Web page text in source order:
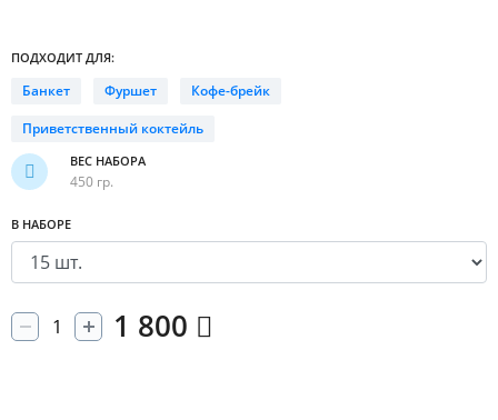
ПОДХОДИТ ДЛЯ:
Банкет Фуршет
Кофе-брейк
Приветственный коктейль
ВЕС НАБОРА
450 гр.
В НАБОРЕ
1 800